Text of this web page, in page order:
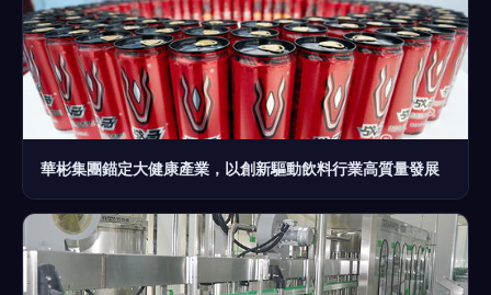
華彬集團錨定大健康產業，以創新驅動飲料行業高質量發展